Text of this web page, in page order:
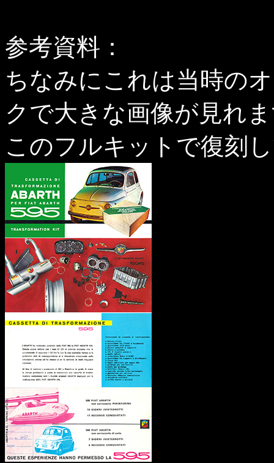
参考資料：
ちなみにこれは当時の
クで大きな画像が見れ
このフルキットで復刻